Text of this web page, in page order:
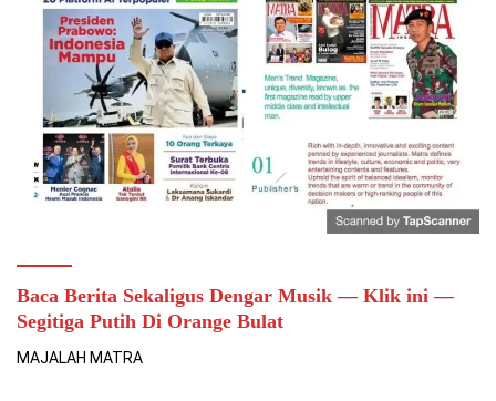
Baca Berita Sekaligus Dengar Musik — Klik ini —
Segitiga Putih Di Orange Bulat
MAJALAH MATRA